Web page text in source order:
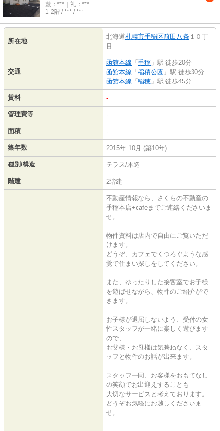
敷：***｜礼：***
1-2階 / *** / ***
所在地
北海道札幌市手稲区前田八条 １０丁
目
交通
函館本線 「手稲 」駅 徒歩20分
函館本線 「稲積公園 」駅 徒歩30分
函館本線 「稲穂 」駅 徒歩45分
賃料 -
管理費等 -
面積 -
築年数 2015年 10月 (築10年)
種別/構造 テラス/木造
階建 2階建
不動産情報なら、さくらの不動産の
手稲本店+cafeまでご連絡くださいま
せ。
物件資料は店内で自由にご覧いただ
けます。
どうぞ、カフェでくつろぐような感
覚で住まい探しをしてください。
また、ゆったりした接客室でお子様
を遊ばせながら、物件のご紹介がで
きます。
お子様が退屈しないよう、受付の女
性スタッフが一緒に楽しく遊びます
ので、
お父様・お母様は気兼ねなく、スタ
ッフと物件のお話が出来ます。
スタッフ一同、お客様をおもてなし
の笑顔でお出迎えすることも
大切なサービスと考えております。
どうぞお気軽にお越しくださいま
せ。